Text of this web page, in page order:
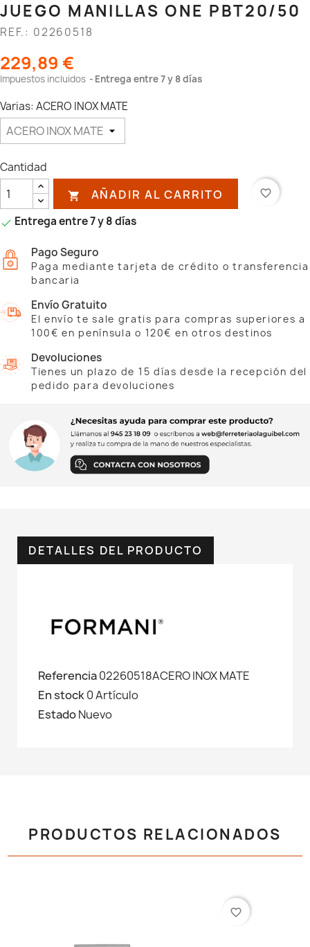
JUEGO MANILLAS ONE PBT20/50
REF.: 02260518
229,89 €
Impuestos incluidos Entrega entre 7 y 8 días
Varias: ACERO INOX MATE
Cantidad
 AÑADIR AL CARRITO favorite_border
 Entrega entre 7 y 8 días
Pago Seguro
Paga mediante tarjeta de crédito o transferencia
bancaria
Envío Gratuito
El envío te sale gratis para compras superiores a
100€ en península o 120€ en otros destinos
Devoluciones
Tienes un plazo de 15 días desde la recepción del
pedido para devoluciones
DETALLES DEL PRODUCTO
Referencia02260518ACERO INOX MATE
En stock0 Artículo
EstadoNuevo
PRODUCTOS RELACIONADOS
favorite_border